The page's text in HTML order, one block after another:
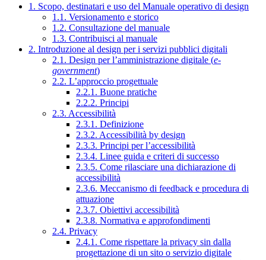
1. Scopo, destinatari e uso del Manuale operativo di design
1.1. Versionamento e storico
1.2. Consultazione del manuale
1.3. Contribuisci al manuale
2. Introduzione al design per i servizi pubblici digitali
2.1. Design per l’amministrazione digitale (e-
government)
2.2. L’approccio progettuale
2.2.1. Buone pratiche
2.2.2. Principi
2.3. Accessibilità
2.3.1. Definizione
2.3.2. Accessibilità by design
2.3.3. Principi per l’accessibilità
2.3.4. Linee guida e criteri di successo
2.3.5. Come rilasciare una dichiarazione di
accessibilità
2.3.6. Meccanismo di feedback e procedura di
attuazione
2.3.7. Obiettivi accessibilità
2.3.8. Normativa e approfondimenti
2.4. Privacy
2.4.1. Come rispettare la privacy sin dalla
progettazione di un sito o servizio digitale